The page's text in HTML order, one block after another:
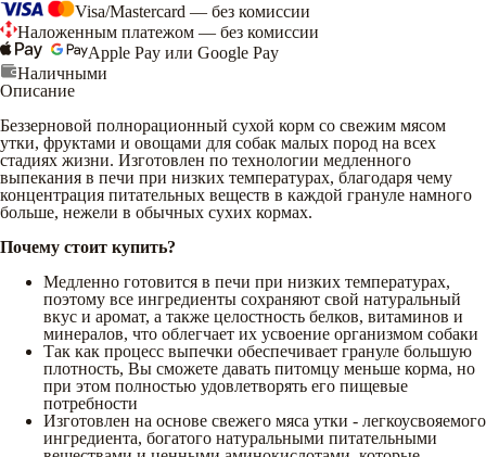
Visa/Mastercard — без комиссии
Наложенным платежом — без комиссии
Apple Pay или Google Pay
Наличными
Описание
Беззерновой полнорационный сухой корм со свежим мясом
утки, фруктами и овощами для собак малых пород на всех
стадиях жизни. Изготовлен по технологии медленного
выпекания в печи при низких температурах, благодаря чему
концентрация питательных веществ в каждой грануле намного
больше, нежели в обычных сухих кормах.
Почему стоит купить?
Медленно готовится в печи при низких температурах,
поэтому все ингредиенты сохраняют свой натуральный
вкус и аромат, а также целостность белков, витаминов и
минералов, что облегчает их усвоение организмом собаки
Так как процесс выпечки обеспечивает грануле большую
плотность, Вы сможете давать питомцу меньше корма, но
при этом полностью удовлетворять его пищевые
потребности
Изготовлен на основе свежего мяса утки - легкоусвояемого
ингредиента, богатого натуральными питательными